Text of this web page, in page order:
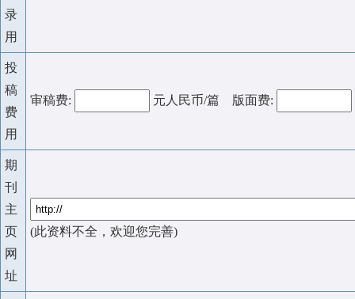
录
用
投
稿
费
用
审稿费: 元人民币/篇 版面费:
期
刊
主
页
网
址
(此资料不全，欢迎您完善)